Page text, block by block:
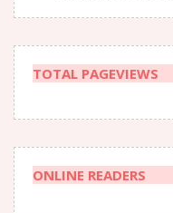
TOTAL PAGEVIEWS
ONLINE READERS